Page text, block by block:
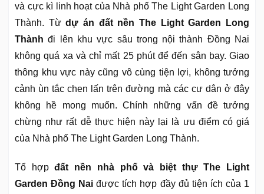
và cực kì linh hoạt của Nhà phố The Light Garden Long
Thành. Từdự án đất nền The Light Garden Long
Thành đi lên khu vực sâu trong nội thành Đồng Nai
không quá xa và chỉ mất 25 phút để đến sân bay. Giao
thông khu vực này cũng vô cùng tiện lợi, không tưởng
cảnh ùn tắc chen lấn trên đường mà các cư dân ở đây
không hề mong muốn. Chính những vấn đề tưởng
chừng như rất dễ thực hiện này lại là ưu điểm có giá
của Nhà phố The Light Garden Long Thành.
Tổ hợpđất nền nhà phố và biệt thự The Light
Garden Đồng Naiđược tích hợp đầy đủ tiện ích của 1